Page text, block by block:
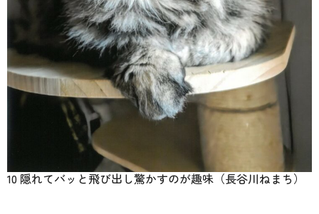
10 隠れてバッと飛び出し驚かすのが趣味（長谷川ねまち）